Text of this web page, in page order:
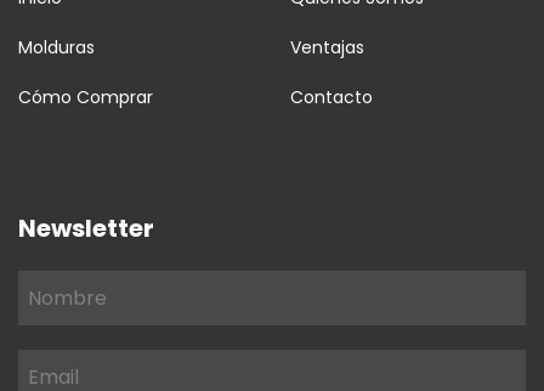
Molduras Ventajas
Cómo Comprar Contacto
Newsletter